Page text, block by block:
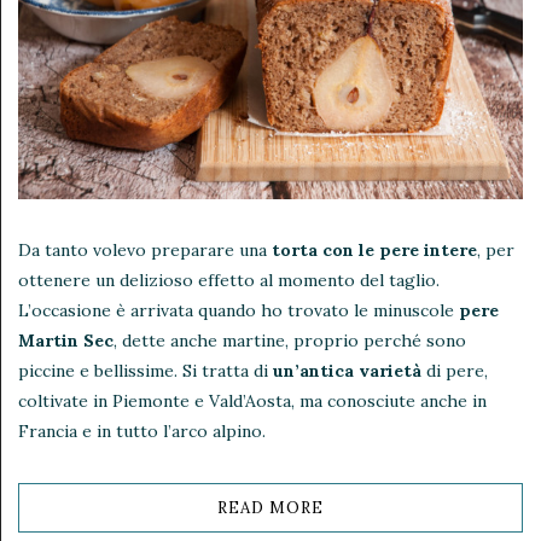
secchi_2.jpg"
class="pinterest-
share">
Da tanto volevo preparare una torta con le pere intere, per
ottenere un delizioso effetto al momento del taglio.
L’occasione è arrivata quando ho trovato le minuscole pere
Martin Sec, dette anche martine, proprio perché sono
piccine e bellissime. Si tratta di un’antica varietà di pere,
coltivate in Piemonte e Vald’Aosta, ma conosciute anche in
Francia e in tutto l’arco alpino.
READ MORE